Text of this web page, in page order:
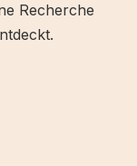
Recherche